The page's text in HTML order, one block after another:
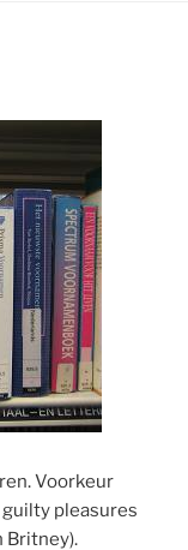
Voorkeur
pleasures
Britney).